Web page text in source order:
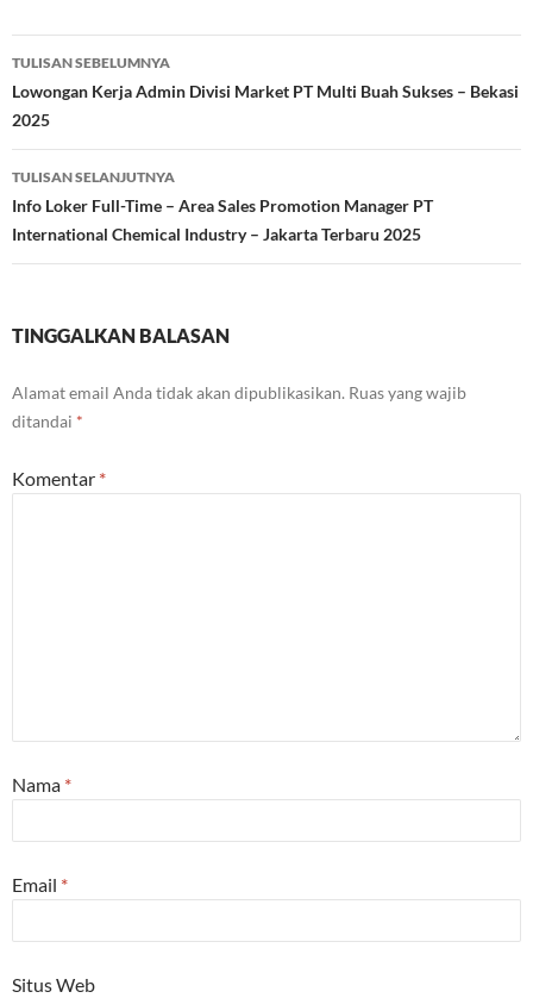
Navigasi
Tulisan
TULISAN SEBELUMNYA
Lowongan Kerja Admin Divisi Market PT Multi Buah Sukses – Bekasi
2025
TULISAN SELANJUTNYA
Info Loker Full-Time – Area Sales Promotion Manager PT
International Chemical Industry – Jakarta Terbaru 2025
TINGGALKAN BALASAN
Alamat email Anda tidak akan dipublikasikan. Ruas yang wajib
ditandai *
Komentar *
Nama *
Email *
Situs Web